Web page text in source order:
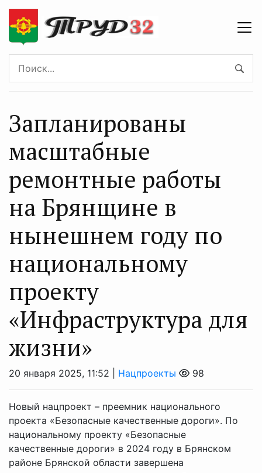
Запланированы
масштабные
ремонтные работы
на Брянщине в
нынешнем году по
национальному
проекту
«Инфраструктура для
жизни»
20 января 2025, 11:52 | Нацпроекты 98
Новый нацпроект – преемник национального
проекта «Безопасные качественные дороги». По
национальному проекту «Безопасные
качественные дороги» в 2024 году в Брянском
районе Брянской области завершена